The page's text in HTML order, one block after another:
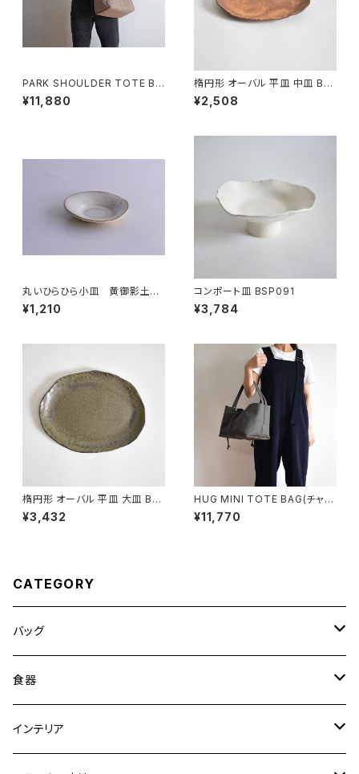
PARK SHOULDER TOTE BA
G (マットブラウン)
¥11,880
楕円形 オーバル 平皿 中皿 BS
P090
¥2,508
丸いひらひら小皿 黄御影土×
チタンマット釉
¥1,210
コンポート皿 BSP091
¥3,784
楕円形 オーバル 平皿 大皿 BS
P088
¥3,432
HUG MINI TOTE BAG(チャコ
ール/グレー)
¥11,770
CATEGORY
バッグ
トートバッグ
ショルダーバッグ
食器
大皿
インテリア